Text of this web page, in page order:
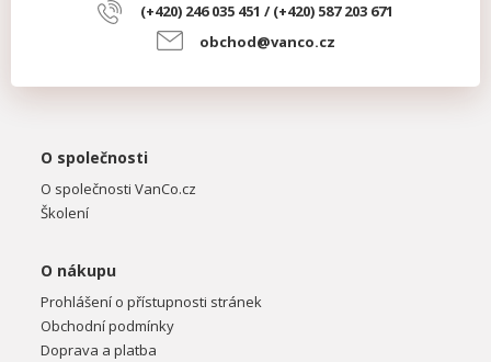
(+420) 246 035 451 / (+420) 587 203 671
obchod@vanco.cz
O společnosti
O společnosti VanCo.cz
Školení
O nákupu
Prohlášení o přístupnosti stránek
Obchodní podmínky
Doprava a platba